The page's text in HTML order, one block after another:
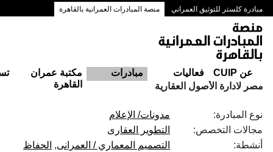
مبادرة كلستر للتوثيق العمراني منصة المبادرات العمرانية بالقاهرة
ممرات وسط البلد بالقاهرة
عن CUIP فعاليات مبادرات
مكتبة عمران
القاهرة
مصر لادارة الأصول العقارية
نوع المبادرة:
مدونات/ الإعلام
مجالات التخصص:
التطوير العقارى
أنشطة:
التصميم المعماري / العمرانى
الحفاظ